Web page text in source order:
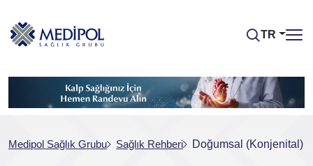
TR
Medipol Sağlık Grubu Sağlık Rehberi Doğumsal (Konjenital)